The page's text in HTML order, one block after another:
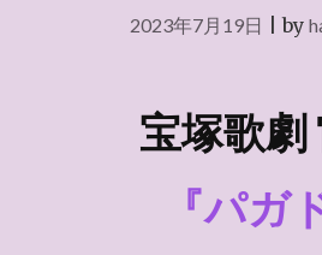
2023年7月19日 |by
宝塚歌劇
『パガ